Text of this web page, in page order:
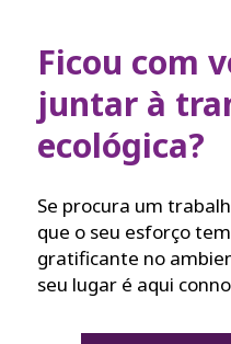
Ficou com
juntar à
ecológica?
Se procura um
que o seu esforço
gratificante no
seu lugar é aqui